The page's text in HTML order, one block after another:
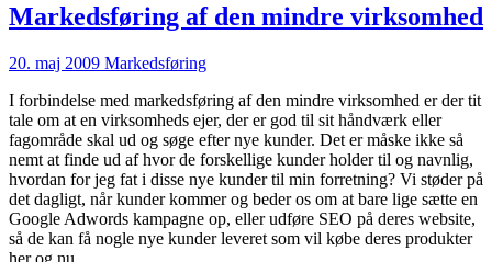
Markedsføring af den mindre virksomhed
20. maj 2009 Markedsføring
I forbindelse med markedsføring af den mindre virksomhed er der tit
tale om at en virksomheds ejer, der er god til sit håndværk eller
fagområde skal ud og søge efter nye kunder. Det er måske ikke så
nemt at finde ud af hvor de forskellige kunder holder til og navnlig,
hvordan for jeg fat i disse nye kunder til min forretning? Vi støder på
det dagligt, når kunder kommer og beder os om at bare lige sætte en
Google Adwords kampagne op, eller udføre SEO på deres website,
så de kan få nogle nye kunder leveret som vil købe deres produkter
her og nu.